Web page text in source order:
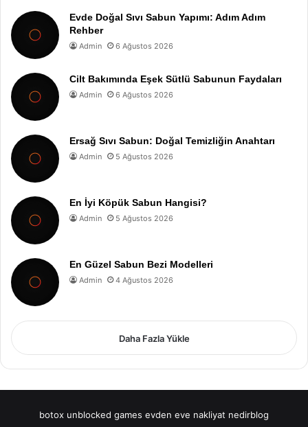
Evde Doğal Sıvı Sabun Yapımı: Adım Adım
Rehber
Admin 6 Ağustos 2026
Cilt Bakımında Eşek Sütlü Sabunun Faydaları
Admin 6 Ağustos 2026
Ersağ Sıvı Sabun: Doğal Temizliğin Anahtarı
Admin 5 Ağustos 2026
En İyi Köpük Sabun Hangisi?
Admin 5 Ağustos 2026
En Güzel Sabun Bezi Modelleri
Admin 4 Ağustos 2026
Daha Fazla Yükle
botox unblocked games evden eve nakliyat nedirblog